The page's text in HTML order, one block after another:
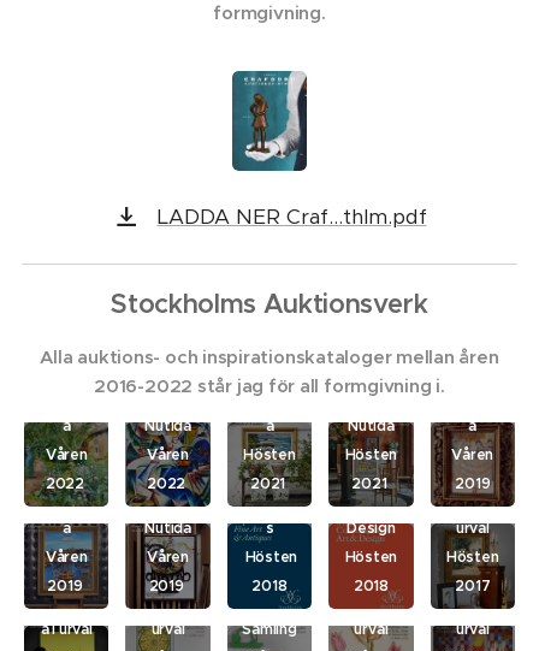
formgivning.
LADDA NER Craf...thlm.pdf
Stockholms Auktionsverk
Alla auktions- och inspirationskataloger mellan åren
2016-2022 står jag för all formgivning i.
a &
a
Våren
2022
Modern
a &
Nutida
Våren
2022
a &
Asiatisk
a
Hösten
2021
Modern
a &
Nutida
Hösten
2021
a
Våren
2019
Modern
a
Våren
2019
Nutida
Våren
2019
Importa
Fine Art
&
Antique
s
Hösten
2018
Modern
Contem
porary
Art &
Design
Hösten
2018
Kassisk
a &
Nutida i
urval
Hösten
2017
Modern
a i urval
Klassisk
a &
Nutida i
urval
- Arvid
Samling
Böcker,
&
ifter i
urval
Klassisk
a &
Nutida i
urval
Modern
a
-
Lundber
Böcker,
Kartor
&
Modern
a
- A